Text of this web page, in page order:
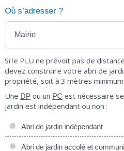
Où s’adresser ?
Mairie
Si le PLU ne prévoit pas de
devez construire votre abri de
propriété, soit à 3 mètres minimum
Une DP ou un PC est nécessaire
jardin est indépendant ou non :
Abri de jardin indépendant
Abri de jardin accolé et